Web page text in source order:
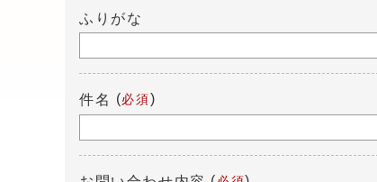
ふりがな
件名 (必須 )